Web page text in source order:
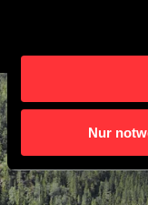
Nur